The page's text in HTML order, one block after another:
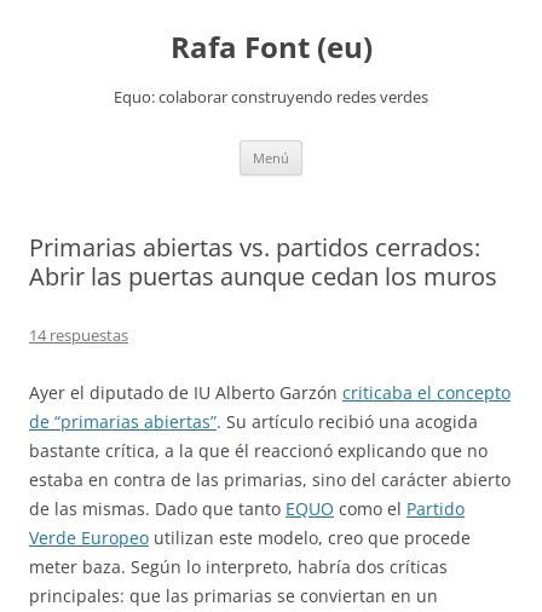
Rafa Font (eu)
Equo: colaborar construyendo redes verdes
Menú
Primarias abiertas vs. partidos cerrados:
Abrir las puertas aunque cedan los muros
14 respuestas
Ayer el diputado de IU Alberto Garzón criticaba el concepto
de “primarias abiertas”. Su artículo recibió una acogida
bastante crítica, a la que él reaccionó explicando que no
estaba en contra de las primarias, sino del carácter abierto
de las mismas. Dado que tanto EQUO como el Partido
Verde Europeo utilizan este modelo, creo que procede
meter baza. Según lo interpreto, habría dos críticas
principales: que las primarias se conviertan en un